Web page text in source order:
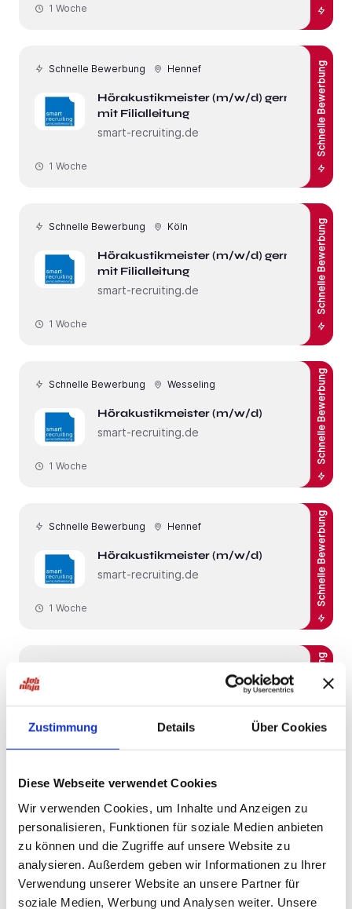
Zustimmung Details Über Cookies
Diese Webseite verwendet Cookies
Wir verwenden Cookies, um Inhalte und Anzeigen zu
personalisieren, Funktionen für soziale Medien anbieten
zu können und die Zugriffe auf unsere Website zu
analysieren. Außerdem geben wir Informationen zu Ihrer
Verwendung unserer Website an unsere Partner für
soziale Medien, Werbung und Analysen weiter. Unsere
1 Woche
Schnelle Bewerbung Hennef
Hörakustikmeister (m/w/d) gerne
mit Filialleitung
smart-recruiting.de
Schnelle Bewerbung
1 Woche
Schnelle Bewerbung Köln
Hörakustikmeister (m/w/d) gerne
mit Filialleitung
smart-recruiting.de
Schnelle Bewerbung
1 Woche
Schnelle Bewerbung Wesseling
Hörakustikmeister (m/w/d)
smart-recruiting.de
Schnelle Bewerbung
1 Woche
Schnelle Bewerbung Hennef
Hörakustikmeister (m/w/d)
smart-recruiting.de
Schnelle Bewerbung
1 Woche
Hörakustikmeister (m/w/d)
Schnelle Bewerbung
1 Woche
Schnelle Bewerbung Leverkusen
Hörakustikmeister (m/w/d)
smart-recruiting.de
Schnelle Bewerbung
1 Woche